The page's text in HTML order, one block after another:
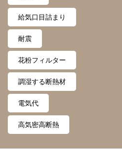
給気口目詰まり
耐震
花粉フィルター
調湿する断熱材
電気代
高気密高断熱